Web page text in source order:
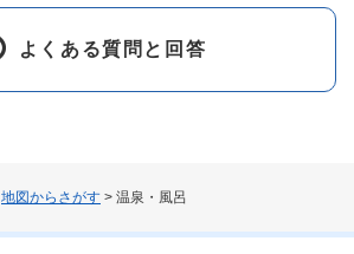
地図からさがす > 温泉・風呂
よくある質問と回答